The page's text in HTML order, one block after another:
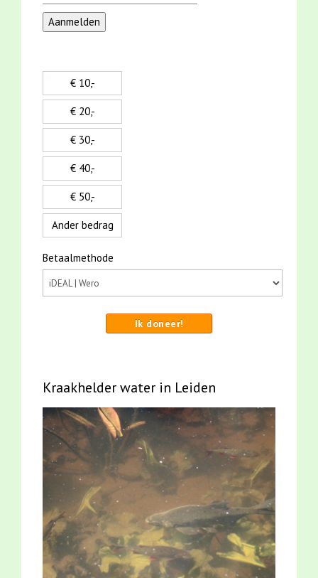
€ 10,-
€ 20,-
€ 30,-
€ 40,-
€ 50,-
Ander bedrag
Betaalmethode
Ik doneer!
Kraakhelder water in Leiden